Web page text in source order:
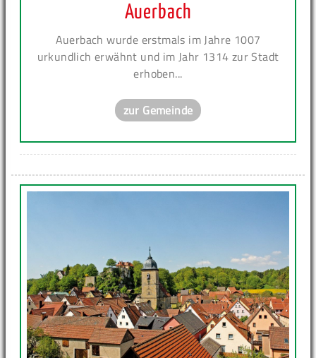
Auerbach
Auerbach wurde erstmals im Jahre 1007
urkundlich erwähnt und im Jahr 1314 zur Stadt
erhoben...
zur Gemeinde